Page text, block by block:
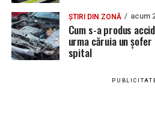
Locuri de muncă în Teiuș,
2026. AJOFM Alba a
vacante
Bărbat de 30 de ani din
ce și-ar fi agresat și violat
aproape o lună de la
Locuri de muncă în
august 2026. AJOFM Alba
vacante
Locuri de muncă în Galda
ȘTIRI DIN ZONĂ acum
Cum s-a produs
urma căruia un șofer
spital